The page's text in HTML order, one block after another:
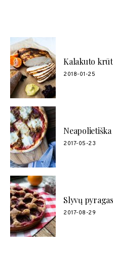
Kalakuto
2018-01-25
2017-05-23
Slyvų
2017-08-29